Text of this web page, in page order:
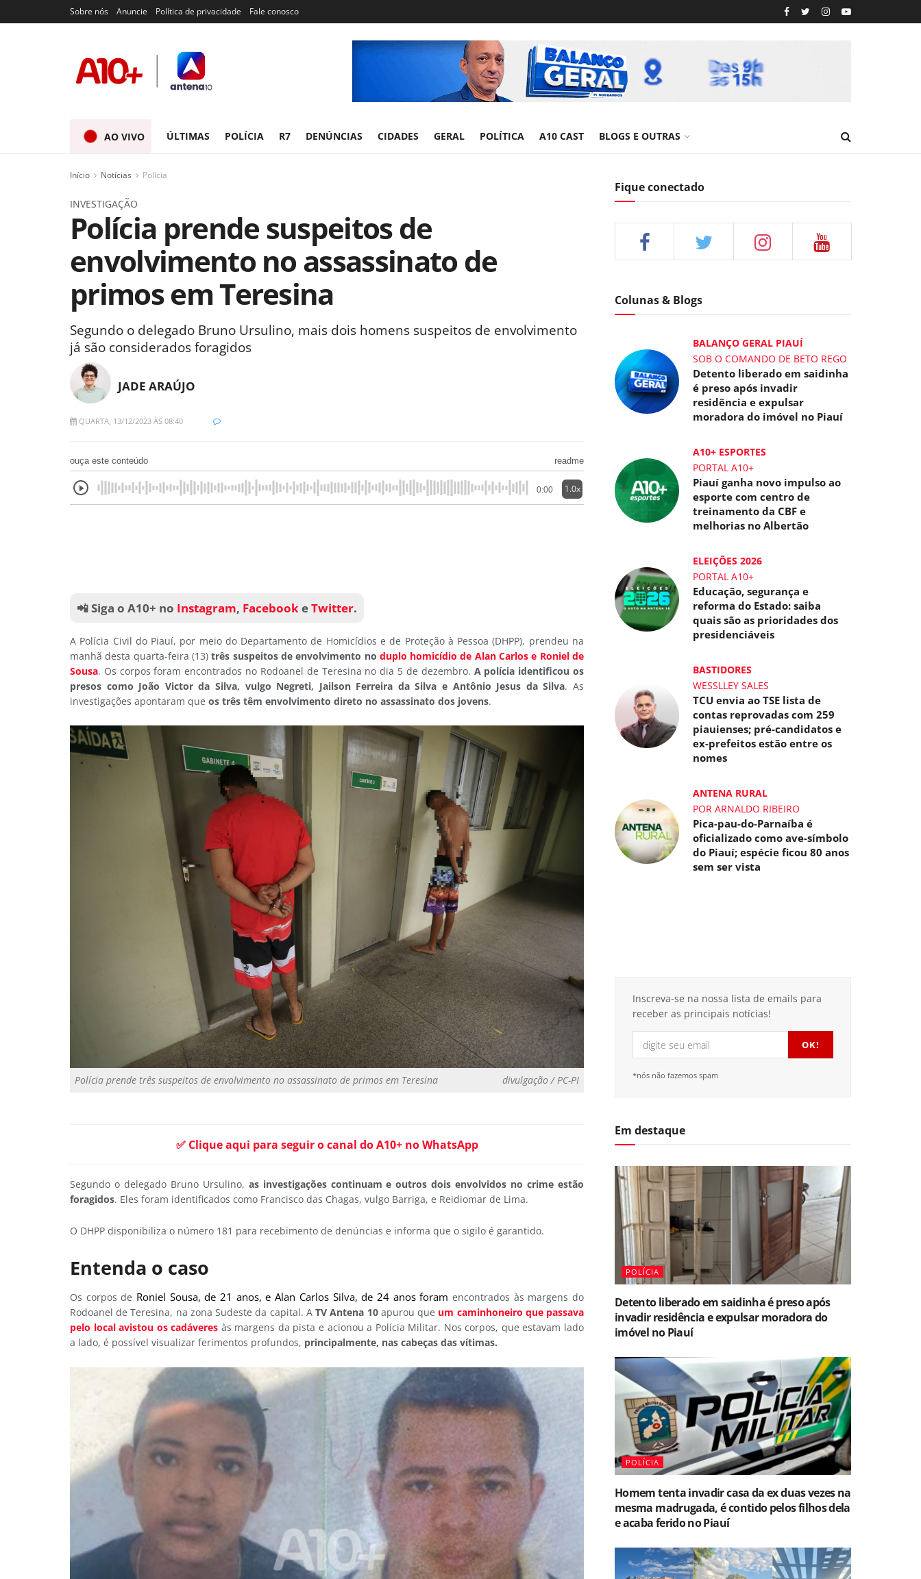
Sobre nós Anuncie Política de privacidade Fale conosco
AO VIVO ÚLTIMAS POLÍCIA R7 DENÚNCIAS CIDADES GERAL POLÍTICA A10 CAST BLOGS E OUTRAS
Início Notícias Polícia
INVESTIGAÇÃO
Polícia prende suspeitos de
envolvimento no assassinato de
primos em Teresina
Segundo o delegado Bruno Ursulino, mais dois homens suspeitos de envolvimento
já são considerados foragidos
JADE ARAÚJO
QUARTA, 13/12/2023 ÀS 08:40
ouça este conteúdo readme
0:00 1.0x
📲 Siga o A10+ no Instagram, FacebookeTwitter.
A Polícia Civil do Piauí, por meio do Departamento de Homicídios e de Proteção à Pessoa (DHPP), prendeu na
manhã desta quarta-feira (13)três suspeitos de envolvimento no duplo homicídio de Alan Carlos e Roniel de
Sousa. Os corpos foram encontrados no Rodoanel de Teresina no dia 5 de dezembro. A polícia identificou os
presos como João Victor da Silva, vulgo Negreti, Jailson Ferreira da Silva e Antônio Jesus da Silva. As
investigações apontaram que os três têm envolvimento direto no assassinato dos jovens.
Polícia prende três suspeitos de envolvimento no assassinato de primos em Teresina divulgação / PC-PI
✅ Clique aqui para seguir o canal do A10+ no WhatsApp
Segundo o delegado Bruno Ursulino, as investigações continuam e outros dois envolvidos no crime estão
foragidos. Eles foram identificados como Francisco das Chagas, vulgo Barriga, e Reidiomar de Lima.
O DHPP disponibiliza o número 181 para recebimento de denúncias e informa que o sigilo é garantido.
Entenda o caso
Os corpos de Roniel Sousa, de 21 anos, e Alan Carlos Silva, de 24 anos foram encontrados às margens do
Rodoanel de Teresina, na zona Sudeste da capital. ATV Antena 10apurou que um caminhoneiro que passava
pelo local avistou os cadáveres às margens da pista e acionou a Polícia Militar. Nos corpos, que estavam lado
a lado, é possível visualizar ferimentos profundos, principalmente, nas cabeças das vítimas.
Fique conectado
Colunas & Blogs
BALANÇO GERAL PIAUÍ
SOB O COMANDO DE BETO REGO
Detento liberado em saidinha
é preso após invadir
residência e expulsar
moradora do imóvel no Piauí
A10+ ESPORTES
PORTAL A10+
Piauí ganha novo impulso ao
esporte com centro de
treinamento da CBF e
melhorias no Albertão
ELEIÇÕES 2026
PORTAL A10+
Educação, segurança e
reforma do Estado: saiba
quais são as prioridades dos
presidenciáveis
BASTIDORES
WESSLLEY SALES
TCU envia ao TSE lista de
contas reprovadas com 259
piauienses; pré-candidatos e
ex-prefeitos estão entre os
nomes
ANTENA RURAL
POR ARNALDO RIBEIRO
Pica-pau-do-Parnaíba é
oficializado como ave-símbolo
do Piauí; espécie ficou 80 anos
sem ser vista
Inscreva-se na nossa lista de emails para
receber as principais notícias!
*nós não fazemos spam
Em destaque
POLÍCIA
Detento liberado em saidinha é preso após
invadir residência e expulsar moradora do
imóvel no Piauí
POLÍCIA
Homem tenta invadir casa da ex duas vezes na
mesma madrugada, é contido pelos filhos dela
e acaba ferido no Piauí